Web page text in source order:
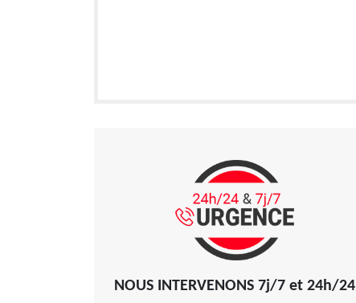
NOUS INTERVENONS 7j/7 et 24h/24